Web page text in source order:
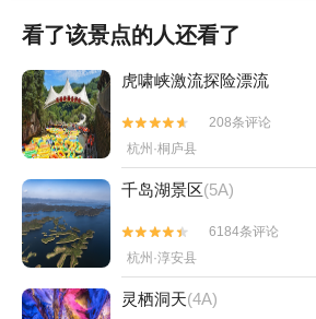
湖游船+快网网球俱乐部(普陀建德花园
岛湖天翔动力滑翔伞+建德航空小镇+梦
岛湖·时光隧道+桐庐生仙里风景区+桐
洲飞行营地+五彩富阳景秀航空飞行营
阳滑雪游乐园+天溪谷景区+富春江夜
彩乐园+驼峰建德千岛湖跳伞基地+富阳
坝景区+千岛湖植物园+桐庐魏丰水上乐
+千岛湖骑野骑行公园+千岛湖啤酒小镇
岛湖西南湖区+富阳沸腾坝景区+富阳水
园+富阳城市森林公园+新安江+梦幻新
码头+西递石林水世界+徽州府衙+新安
云山自由家营地+黄山徽秀1日游
看了该景点的人还看了
虎啸峡激流探险漂流


208条评论
杭州·桐庐县
千岛湖景区(5A)


6184条评论
杭州·淳安县
灵栖洞天(4A)